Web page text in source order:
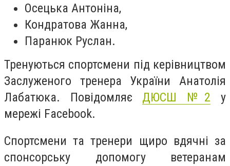
Осецька Антоніна,
Кондратова Жанна,
Паранюк Руслан.
Тренуються спортсмени під керівництвом
Заслуженого тренера України Анатолія
Лабатюка. Повідомляє ДЮСШ №2 у
мережі Facebook.
Спортсмени та тренери щиро вдячні за
спонсорську допомогу ветеранам